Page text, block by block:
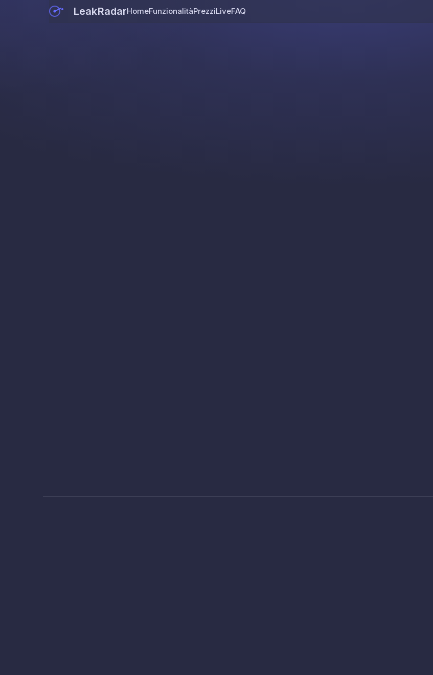
LeakRadarHomeFunzionalitàPrezziLiveFAQ